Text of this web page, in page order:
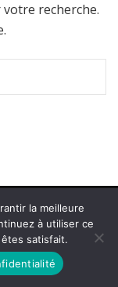
recherche.
.Blossom Diva |
parWordPress.
la meilleure
à utiliser ce
satisfait.